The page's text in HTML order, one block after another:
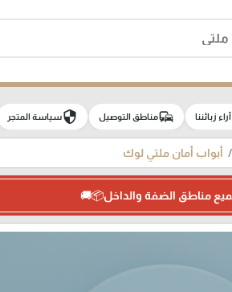
آراء زبائننا commuteمناطق التوصيل securityسياسة المتجر
أبواب أمان ملتي لوك
مناطق الضفة والداخل📦🚚